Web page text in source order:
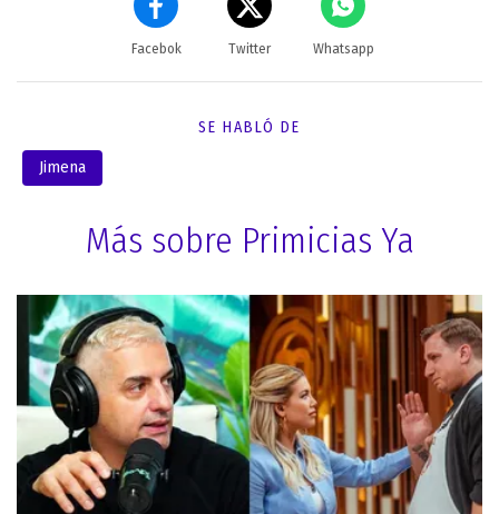
Facebok Twitter Whatsapp
SE HABLÓ DE
Jimena
Más sobre Primicias Ya